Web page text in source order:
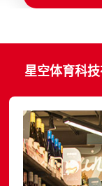
星空体育科